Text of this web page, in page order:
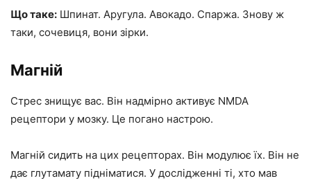
Що таке: Шпинат. Аругула. Авокадо. Спаржа. Знову ж
таки, сочевиця, вони зірки.
Магній
Стрес знищує вас. Він надмірно активує NMDA
рецептори у мозку. Це погано настрою.
Магній сидить на цих рецепторах. Він модулює їх. Він не
дає глутамату підніматися. У дослідженні ті, хто мав